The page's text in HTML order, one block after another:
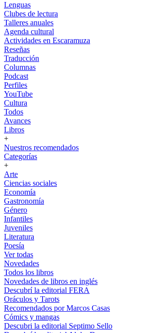
Lenguas
Clubes de lectura
Talleres anuales
Agenda cultural
Actividades en Escaramuza
Reseñas
Traducción
Columnas
Podcast
Perfiles
YouTube
Cultura
Todos
Avances
Libros
+
Nuestros recomendados
Categorías
+
Arte
Ciencias sociales
Economía
Gastronomía
Género
Infantiles
Juveniles
Literatura
Poesía
Ver todas
Novedades
Todos los libros
Novedades de libros en inglés
Descubrí la editorial FERA
Oráculos y Tarots
Recomendados por Marcos Casas
Cómics y mangas
Descubri la editorial Septimo Sello